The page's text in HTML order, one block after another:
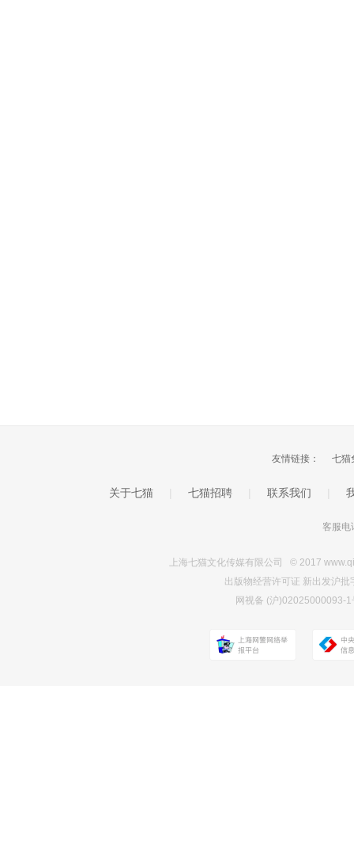
友情链接： 七猫
关于七猫 七猫招聘 联系我们
客服电
上海七猫文化传媒有限公司 © 2017
出版物经营许可证 新出发沪
网视备 (沪)02025000093-